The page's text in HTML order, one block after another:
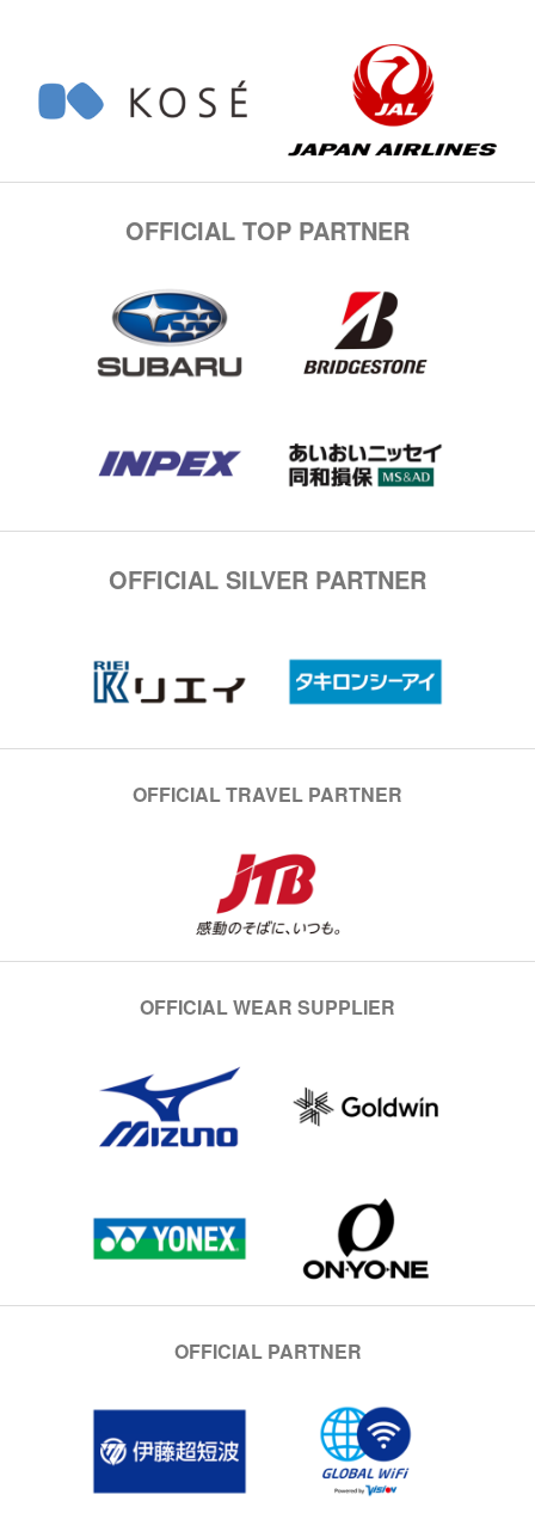
OFFICIAL TOP PARTNER
OFFICIAL SILVER PARTNER
OFFICIAL TRAVEL PARTNER
OFFICIAL WEAR SUPPLIER
OFFICIAL PARTNER